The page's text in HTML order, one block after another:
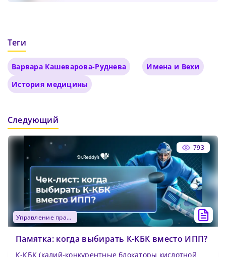
Теги
Варвара Кашеварова-Руднева
Имена и Вехи
История медицины
Следующий
793
управление практикой
Памятка: когда выбирать К-КБК вместо ИПП?
К-КБК (калий-конкурентные блокаторы кислотной